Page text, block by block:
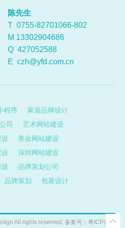
陈先生
T 0755-82701066-802
M 13302904686
Q 427052588
E czh@yfd.com.cn
程序
家居品牌设计
司
艺术网站建设
美妆网站建设
深圳网站建设
品牌策划公司
品牌策划
包装设计
All rights reserved. 备案号： 粤ICP备